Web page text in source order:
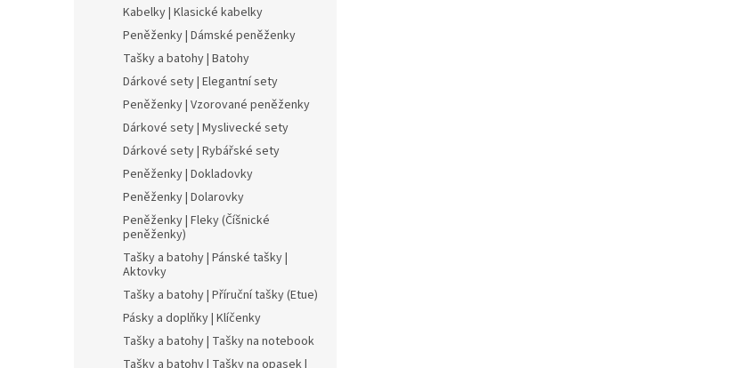
Kabelky | Klasické kabelky
Peněženky | Dámské peněženky
Tašky a batohy | Batohy
Dárkové sety | Elegantní sety
Peněženky | Vzorované peněženky
Dárkové sety | Myslivecké sety
Dárkové sety | Rybářské sety
Peněženky | Dokladovky
Peněženky | Dolarovky
Peněženky | Fleky (Číšnické
peněženky)
Tašky a batohy | Pánské tašky |
Aktovky
Tašky a batohy | Příruční tašky (Etue)
Pásky a doplňky | Klíčenky
Tašky a batohy | Tašky na notebook
Tašky a batohy | Tašky na opasek |